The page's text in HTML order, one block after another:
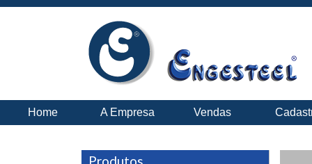
Home A Empresa Vendas